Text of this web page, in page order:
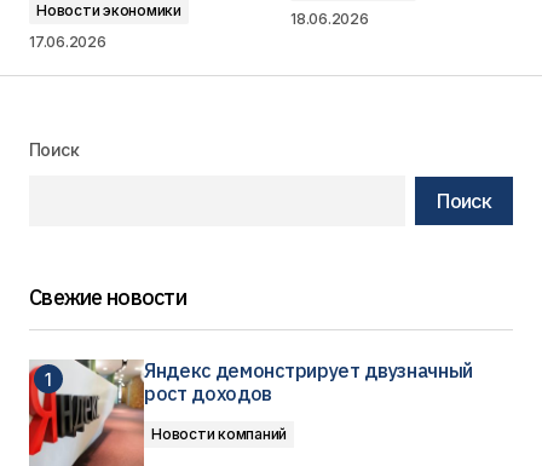
Новости экономики
17.06.2026
18.06.2026
Поиск
Поиск
Свежие новости
Яндекс демонстрирует двузначный
рост доходов
Новости компаний